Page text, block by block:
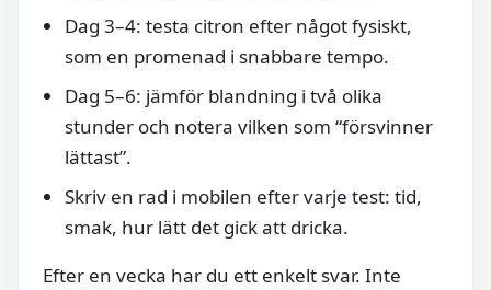
Dag 3–4: testa citron efter något fysiskt,
som en promenad i snabbare tempo.
Dag 5–6: jämför blandning i två olika
stunder och notera vilken som “försvinner
lättast”.
Skriv en rad i mobilen efter varje test: tid,
smak, hur lätt det gick att dricka.
Efter en vecka har du ett enkelt svar. Inte